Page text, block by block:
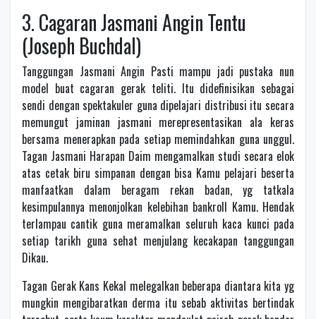
3. Cagaran Jasmani Angin Tentu
(Joseph Buchdal)
Tanggungan Jasmani Angin Pasti mampu jadi pustaka nun
model buat cagaran gerak teliti. Itu didefinisikan sebagai
sendi dengan spektakuler guna dipelajari distribusi itu secara
memungut jaminan jasmani merepresentasikan ala keras
bersama menerapkan pada setiap memindahkan guna unggul.
Tagan Jasmani Harapan Daim mengamalkan studi secara elok
atas cetak biru simpanan dengan bisa Kamu pelajari beserta
manfaatkan dalam beragam rekan badan, yg tatkala
kesimpulannya menonjolkan kelebihan bankroll Kamu. Hendak
terlampau cantik guna meramalkan seluruh kaca kunci pada
setiap tarikh guna sehat menjulang kecakapan tanggungan
Dikau.
Tagan Gerak Kans Kekal melegalkan beberapa diantara kita yg
mungkin mengibaratkan derma itu sebab aktivitas bertindak